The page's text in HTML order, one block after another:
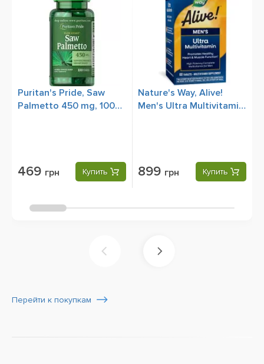
Puritan's Pride, Saw
Palmetto 450 mg, 100
469 грн Купить
Nature's Way, Alive!
Men's Ultra Multivitamin,
899 грн Купить
Перейти к покупкам